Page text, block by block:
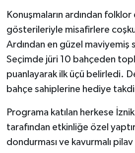
Konuşmaların ardından
gösterileriyle misafirlere
Ardından en güzel
Seçimde jüri 10 bahçeden
puanlayarak ilk üçü belirledi.
bahçe sahiplerine hediye
Programa katılan herkese
tarafından etkinliğe özel
dondurması ve kavurmalı